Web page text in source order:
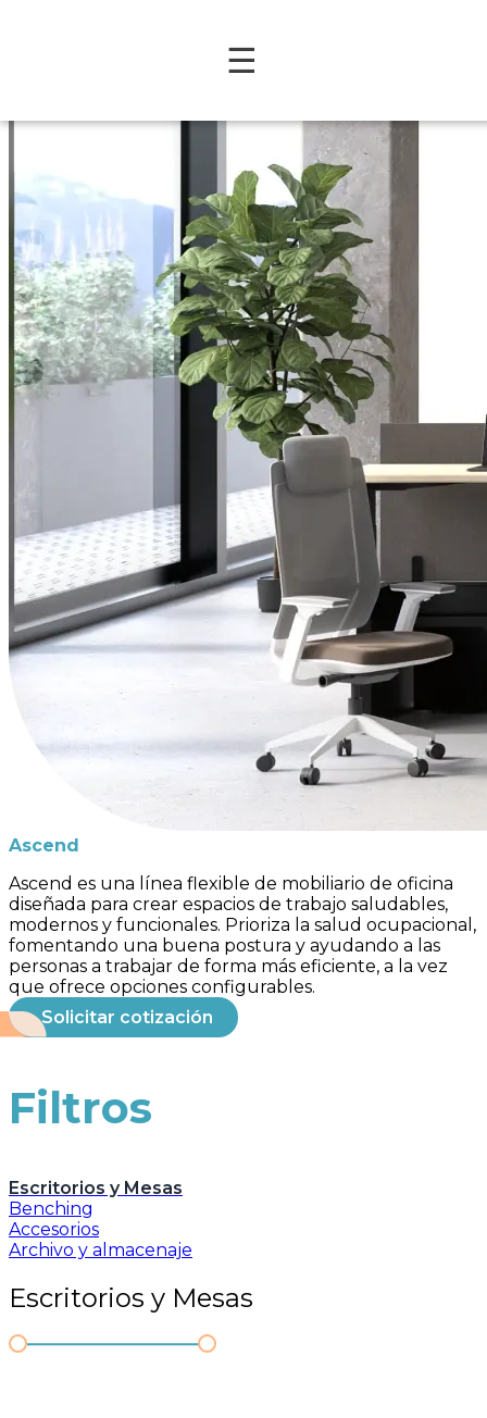
☰
Ascend
Ascend es una línea flexible de mobiliario de oficina
diseñada para crear espacios de trabajo saludables,
modernos y funcionales. Prioriza la salud ocupacional,
fomentando una buena postura y ayudando a las
personas a trabajar de forma más eficiente, a la vez
que ofrece opciones configurables.
Solicitar cotización
Filtros
Escritorios y Mesas
Benching
Accesorios
Archivo y almacenaje
Escritorios y Mesas